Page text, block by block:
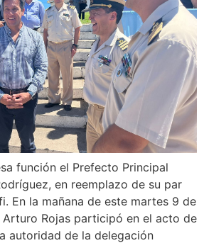
función el Prefecto Principal
en reemplazo de su par
En la mañana de este martes 9 de
Rojas participó en el acto de
autoridad de la delegación